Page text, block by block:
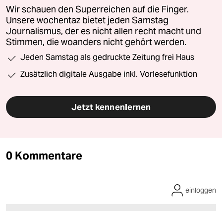
Wir schauen den Superreichen auf die Finger.
Unsere wochentaz bietet jeden Samstag
Journalismus, der es nicht allen recht macht und
Stimmen, die woanders nicht gehört werden.
Jeden Samstag als gedruckte Zeitung frei Haus
Zusätzlich digitale Ausgabe inkl. Vorlesefunktion
Jetzt kennenlernen
0 Kommentare
einloggen